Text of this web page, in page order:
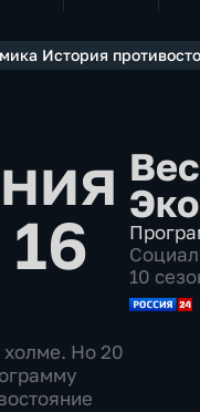
История
холме. Но 20
10